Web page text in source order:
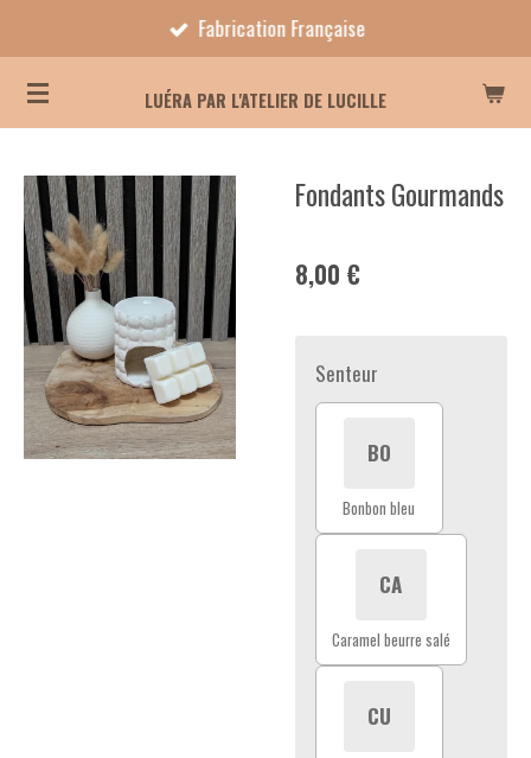
au
contenu
principal
LUÉRA PAR L'ATELIER DE LUCILLE
Fabrication Française
Fondants Gourmands
8,00 €
Senteur
BO
Bonbon bleu
CA
Caramel beurre salé
CU